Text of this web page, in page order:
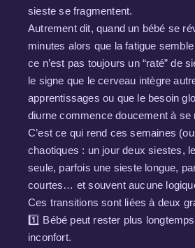
sieste se fragmentent.
Autrement dit, quand un bébé se
minutes alors que la fatigue
ce n’est pas toujours un “raté” de
le signe que le cerveau intègre
apprentissages ou que le besoin
diurne commence doucement à se
C’est ce qui rend ces semaines
chaotiques : un jour deux siestes,
seule, parfois une sieste longue,
courtes… et souvent aucune
Ces transitions sont liées à deux
1️⃣ Bébé peut rester plus
inconfort.